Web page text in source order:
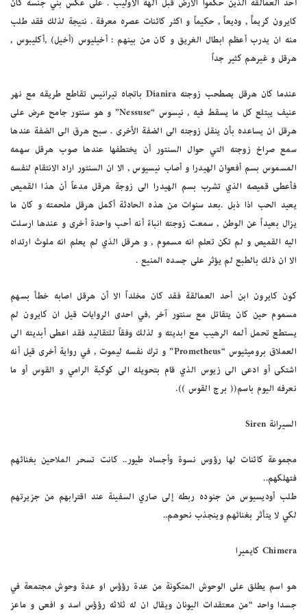
أحد العمالقة الذين حكموا الأرض قبل آلهة الأوليب . على عكس بني جنسه كان
كايرون كريماًَ , وديعاً , حكيماً و اكثر كائنات عصره معرفة . نتيجة لذلك فقد طلب
منه ان يدرب أعظم ابطال الغريق و كان من بينهم : أخيليوس (أخيل) ,أكليبوس ,
هرقل و غيرهم كثير جداً
عندما كان هرقل يصطحب زوجته Dianira باتجاه تيرانيس تقاطع طريقه مع نهر
عنيف يبتلع كل ما يسقط فيه , نيسوس “Nessuse” و هو سنتور جامح عرض على
هرقل ان يساعده بأن ينقل زوجته الى الضفة الأخرى . سبح هرق الى الضفة عندها
سمع صراخ زوجته التي حوال السنتور أن يختطفها عندها صوب هرقل سهمه
المسموس بسم أفعوان الهيدرا و أصاب نيسيوس , الا ان السنتور اراد الانتقام لنفسه
فأعطى قميصه الذي تشرب بسم الهيدرا الى زوجة هرقل مدعاً أن هذا القميص
يعيد الحب اذا ذبل .بعد سنوات من هذه الحادثة أكمل هرقل ملحمته و كان ما
يزال بعيداً عن الوطن , سمعت زوجته انباءً أنه أحب واحدة أخرى و عندها ارسلت
اليه القميص و لم تكن تعلم انه مسموم , و هرقل الذي لم يعلم انه ملوث ارتداه
الا ان ذلك بالطبع لم يؤثر على جسده المنيع .
كون كايرون ابن أحد العمالقة فقد كان مخلداً الا أن هرقل اصابه خطأ بسهم
مسموم حين كان يتقاتل مع سنتور آخر ,في احدى الروايات قيل ان كايرون لم
يستطع تحمل ألمه الرهيب مع ابديته و لذلك وفقاً للتقاليد فقد اعطى أبديته الى
العملاق بروميثيوس “Prometheus” و ترك نفسه ليموت , في رواية أخرى قيل أنه
اشتكى أو ادعى الى زيوس الذي قام بتحويله الى كوكبة الرامي و القوس أو ما
نعرفه اليوم باسم(( برج القوس )).
السيرانة Siren
مجموعة كائنات لها رؤوس نسوة وأجساد طيور.. كانت تسحر الملاحين بغنائهم
فتهلكهم..
طلب أوديسيوس من جنوده ربطه إلى صاري السفينة عند اقترابهم من جزيرتهم
لكي لا يتأثر بغنائهم وينجذب نحوهم..
Chimera كايميرا
هو اسم يطلق على الوحوش المتكونة من عدة رؤؤس او عدة وحوش مجتمعة في
جسدا واحد “من معتقدات اليونان ويقال ان له ثلاثه رؤؤس اسد و افعى و ماعز